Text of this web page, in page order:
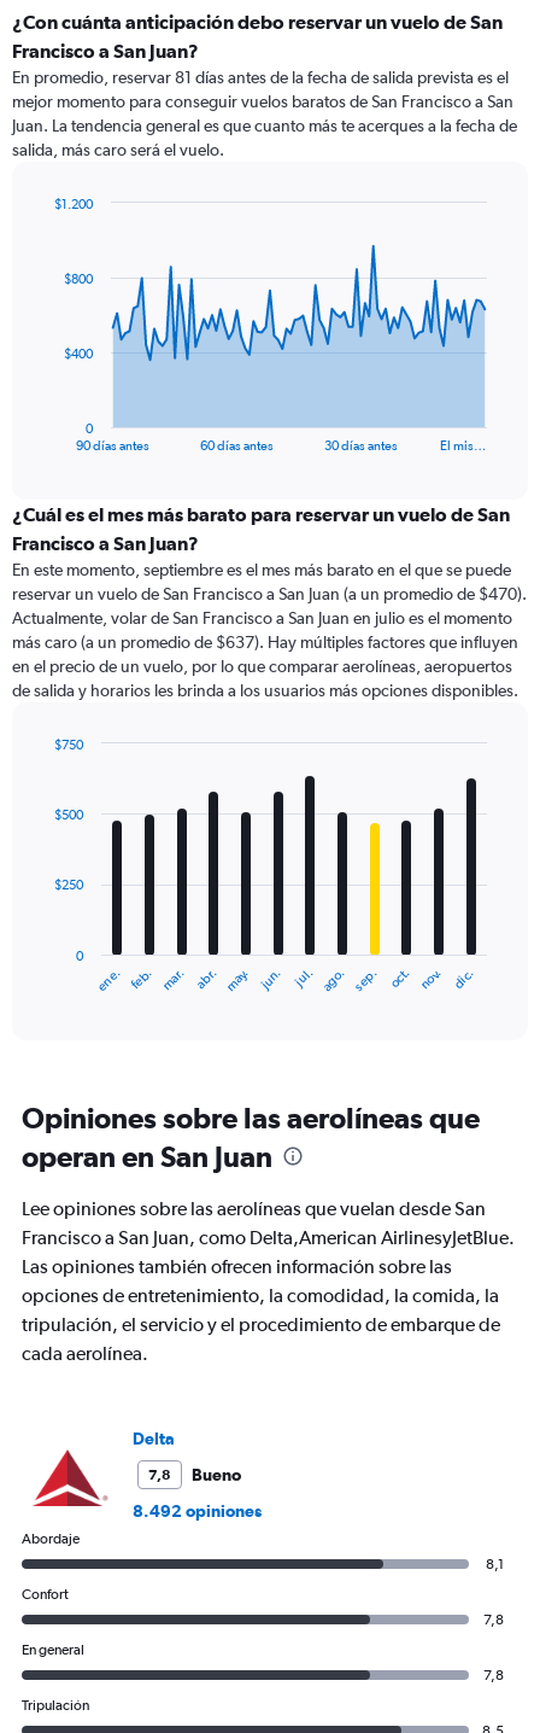
¿Con cuánta anticipación debo reservar un vuelo de San
Francisco a San Juan?
En promedio, reservar 81 días antes de la fecha de salida prevista es el
mejor momento para conseguir vuelos baratos de San Francisco a San
Juan. La tendencia general es que cuanto más te acerques a la fecha de
salida, más caro será el vuelo.
data
The
categories.
Range:
categories.
The
chart
has
1
Y
displaying
90 días antes 60 días antes 30 días antes El mis…
0
$400
$800
$1.200
¿Cuál es el mes más barato para reservar un vuelo de San
Francisco a San Juan?
En este momento, septiembre es el mes más barato en el que se puede
reservar un vuelo de San Francisco a San Juan (a un promedio de $470).
Actualmente, volar de San Francisco a San Juan en julio es el momento
más caro (a un promedio de $637). Hay múltiples factores que influyen
en el precio de un vuelo, por lo que comparar aerolíneas, aeropuertos
de salida y horarios les brinda a los usuarios más opciones disponibles.
with
12
The
categories.
chart
1
Y
axis
displaying
values.
Range:
0
ene. feb. mar. abr. may. jun. jul. ago. sep. oct. nov. dic.
0
$250
$500
$750
Opiniones sobre las aerolíneas que
operan en San Juan
Lee opiniones sobre las aerolíneas que vuelan desde San
Francisco a San Juan, como Delta,American AirlinesyJetBlue.
Las opiniones también ofrecen información sobre las
opciones de entretenimiento, la comodidad, la comida, la
tripulación, el servicio y el procedimiento de embarque de
cada aerolínea.
Delta
7,8
Bueno
8.492 opiniones
Abordaje
8,1
Confort
7,8
En general
7,8
Tripulación